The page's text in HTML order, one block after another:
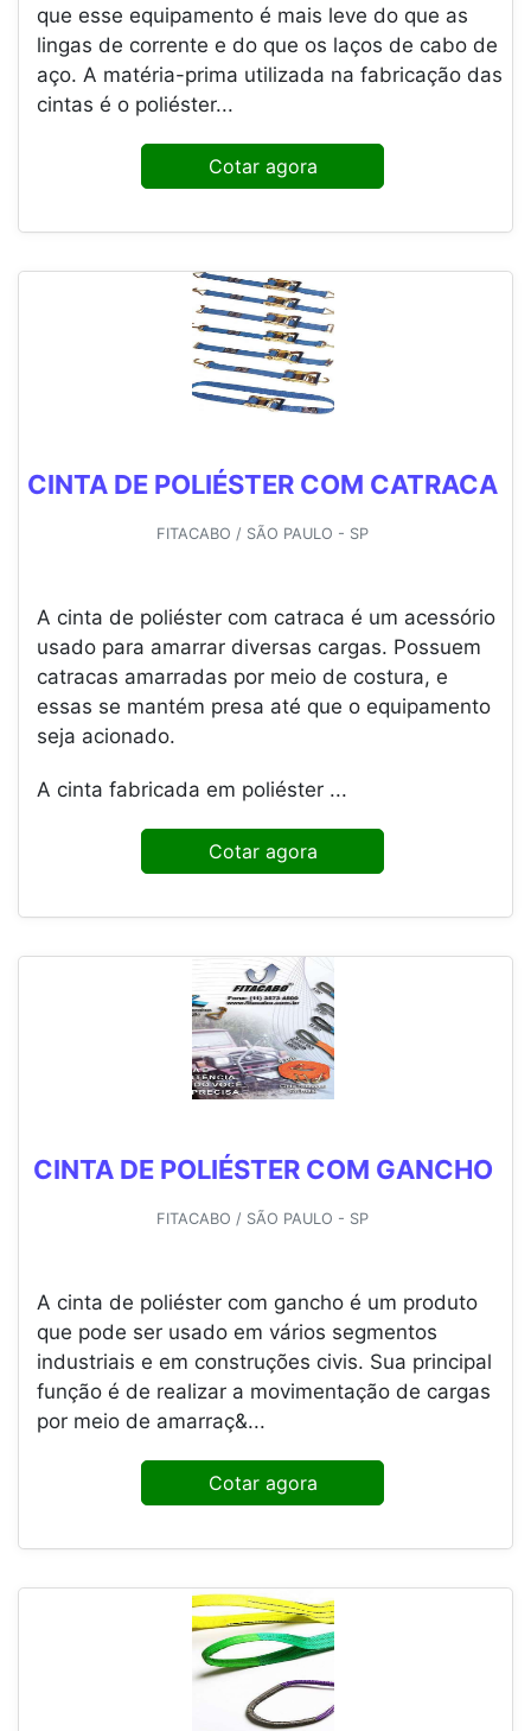
que esse equipamento é mais leve do que as
lingas de corrente e do que os laços de cabo de
aço. A matéria-prima utilizada na fabricação das
cintas é o poliéster...
Cotar agora
CINTA DE POLIÉSTER COM CATRACA
FITACABO / SÃO PAULO - SP
A cinta de poliéster com catraca é um acessório
usado para amarrar diversas cargas. Possuem
catracas amarradas por meio de costura, e
essas se mantém presa até que o equipamento
seja acionado.
A cinta fabricada em poliéster ...
Cotar agora
CINTA DE POLIÉSTER COM GANCHO
FITACABO / SÃO PAULO - SP
A cinta de poliéster com gancho é um produto
que pode ser usado em vários segmentos
industriais e em construções civis. Sua principal
função é de realizar a movimentação de cargas
por meio de amarraç&...
Cotar agora